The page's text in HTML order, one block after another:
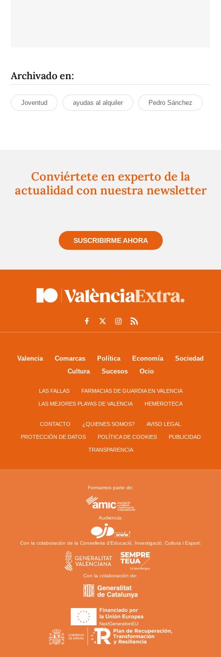
Archivado en:
Joventud ayudas al alquiler Pedro Sánchez
Conviértete en experto de la
actualidad con nuestra newsletter
SUSCRIBIRME AHORA
Valencia Comarcas Política Economía
Sociedad
Cultura
Sucesos Ocio
LAS FALLAS FARMACIAS DE GUARDIA EN VALENCIA
LAS MEJORES PLAYAS DE VALENCIA HEMEROTECA
CONTACTO ¿QUIENES SOMOS? AVISO LEGAL
PROTECCIÓN DE DATOS POLÍTICA DE COOKIES PUBLICIDAD
TRANSPARENCIA
Formamos parte de:
Audiencia:
Con la colaboración de la Conselleria d’Educació, Investigació, Cultura i Esport:
Con la colaboración de: